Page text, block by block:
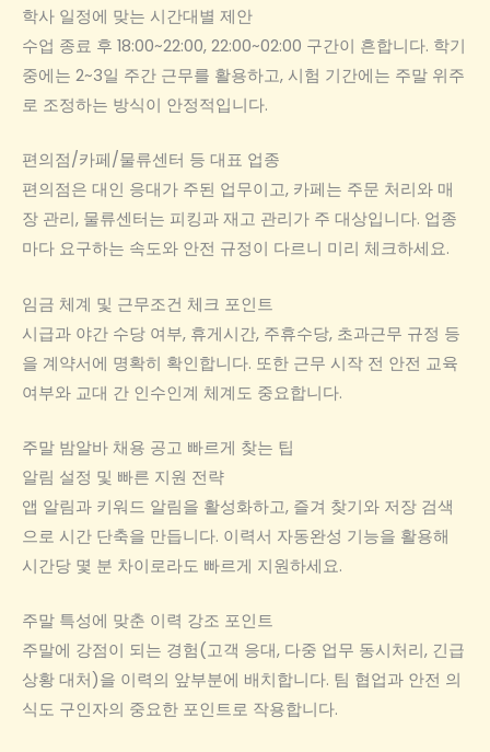
학사 일정에 맞는 시간대별 제안
수업 종료 후 18:00~22:00, 22:00~02:00 구간이 흔합니다. 학기
중에는 2~3일 주간 근무를 활용하고, 시험 기간에는 주말 위주
로 조정하는 방식이 안정적입니다.
편의점/카페/물류센터 등 대표 업종
편의점은 대인 응대가 주된 업무이고, 카페는 주문 처리와 매
장 관리, 물류센터는 피킹과 재고 관리가 주 대상입니다. 업종
마다 요구하는 속도와 안전 규정이 다르니 미리 체크하세요.
임금 체계 및 근무조건 체크 포인트
시급과 야간 수당 여부, 휴게시간, 주휴수당, 초과근무 규정 등
을 계약서에 명확히 확인합니다. 또한 근무 시작 전 안전 교육
여부와 교대 간 인수인계 체계도 중요합니다.
주말 밤알바 채용 공고 빠르게 찾는 팁
알림 설정 및 빠른 지원 전략
앱 알림과 키워드 알림을 활성화하고, 즐겨 찾기와 저장 검색
으로 시간 단축을 만듭니다. 이력서 자동완성 기능을 활용해
시간당 몇 분 차이로라도 빠르게 지원하세요.
주말 특성에 맞춘 이력 강조 포인트
주말에 강점이 되는 경험(고객 응대, 다중 업무 동시처리, 긴급
상황 대처)을 이력의 앞부분에 배치합니다. 팀 협업과 안전 의
식도 구인자의 중요한 포인트로 작용합니다.